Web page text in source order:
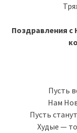
Поздравления с
Пусть
Нам
Пусть
Худые —